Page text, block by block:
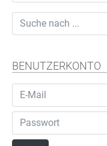
BENUTZERKONTO